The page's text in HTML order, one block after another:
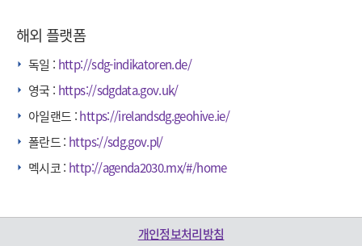
해외 플랫폼
독일 : http://sdg-indikatoren.de/
영국 : https://sdgdata.gov.uk/
아일랜드 :https://irelandsdg.geohive.ie/
폴란드 : https://sdg.gov.pl/
멕시코 : http://agenda2030.mx/#/home
개인정보처리방침